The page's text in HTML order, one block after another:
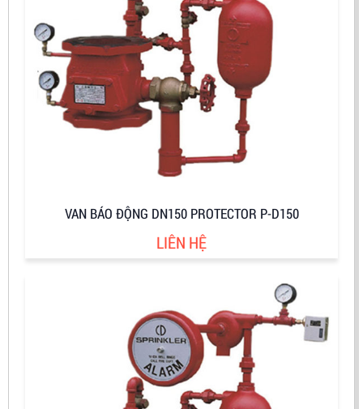
VAN BÁO ĐỘNG DN150 PROTECTOR P-D150
LIÊN HỆ